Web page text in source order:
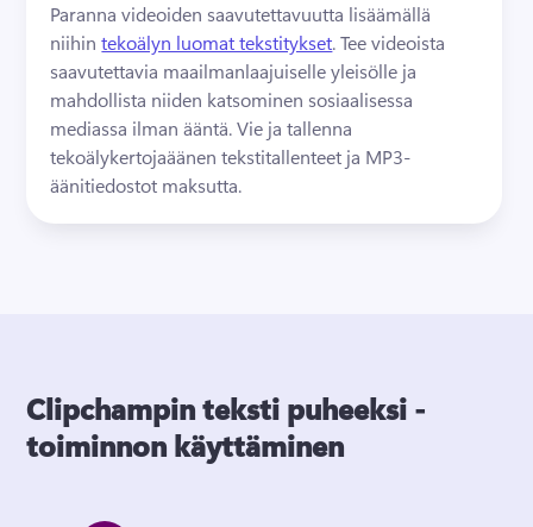
Paranna videoiden saavutettavuutta lisäämällä
niihin tekoälyn luomat tekstitykset. Tee videoista
saavutettavia maailmanlaajuiselle yleisölle ja
mahdollista niiden katsominen sosiaalisessa
mediassa ilman ääntä. Vie ja tallenna
tekoälykertojaäänen tekstitallenteet ja MP3-
äänitiedostot maksutta.
Clipchampin teksti puheeksi -
toiminnon käyttäminen